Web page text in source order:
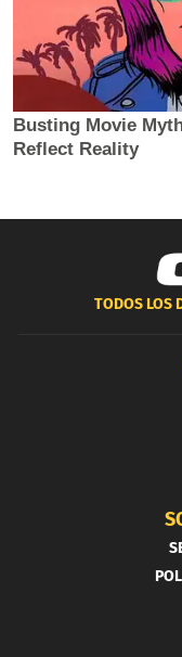
TODOS LOS